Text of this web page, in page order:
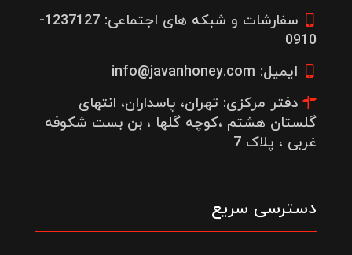
سفارشات و شبکه های اجتماعی: 1237127-
0910
ایمیل: info@javanhoney.com
دفتر مرکزی: تهران، پاسداران، انتهای
گلستان هشتم ،کوچه گلها ، بن بست شکوفه
غربی ، پلاک 7
دسترسی سریع